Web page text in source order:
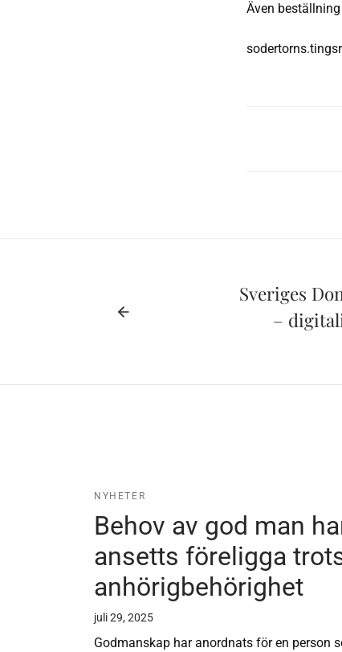
Även
Sveriges
–
NYHETER
Behov av god man
ansetts föreligga
anhörigbehörighet
juli 29, 2025
Godmanskap har anordnats för en person